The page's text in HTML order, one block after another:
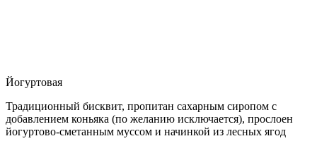
Йогуртовая
Традиционный бисквит, пропитан сахарным сиропом с
добавлением коньяка (по желанию исключается), прослоен
йогуртово-сметанным муссом и начинкой из лесных ягод